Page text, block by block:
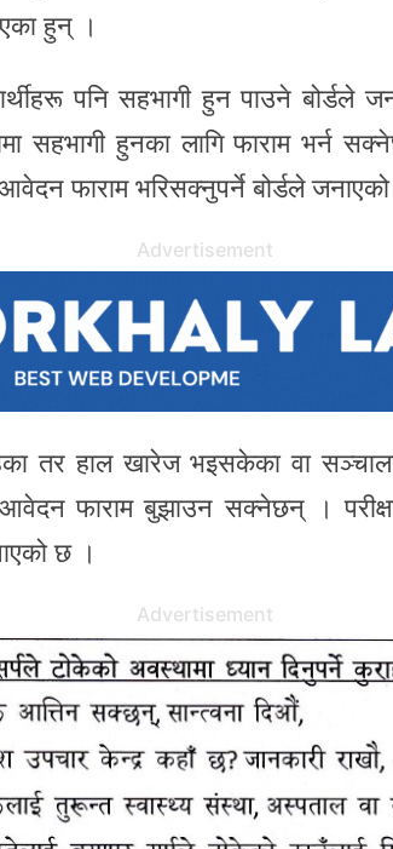
हुन् ।
पनि सहभागी हुन पाउने
सहभागी हुनका लागि फाराम भर्न
फाराम भरिसक्नुपर्ने बोर्डले
Advertisement
तर हाल खारेज भइसकेका वा
आवेदन फाराम बुझाउन सक्नेछन् ।
छ ।
Advertisement